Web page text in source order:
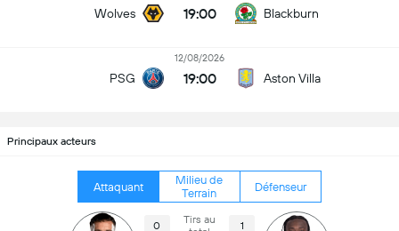
Wolves 19:00 Blackburn
PSG
12/08/2026
19:00 Aston Villa
Principaux acteurs
Attaquant
Milieu de
Terrain
Défenseur
0
Tirs au
1